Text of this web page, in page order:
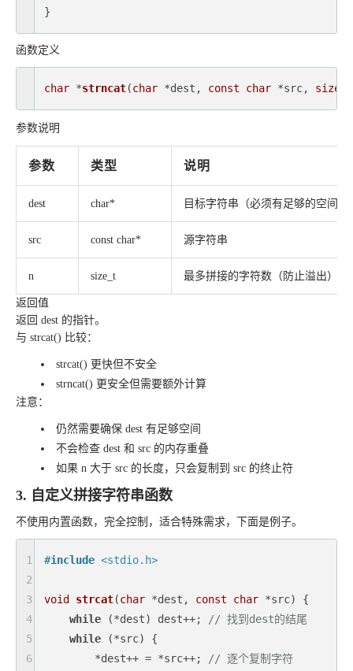
}
函数定义
char *strncat(char *dest, const char *src, size_t
参数说明
参数 类型 说明
dest char* 目标字符串（必须有足够的空间）
src const char* 源字符串
n size_t 最多拼接的字符数（防止溢出）
返回值
返回 dest 的指针。
与 strcat() 比较：
strcat() 更快但不安全
strncat() 更安全但需要额外计算
注意：
仍然需要确保 dest 有足够空间
不会检查 dest 和 src 的内存重叠
如果 n 大于 src 的长度，只会复制到 src 的终止符
3. 自定义拼接字符串函数
不使用内置函数，完全控制，适合特殊需求，下面是例子。
#include <stdio.h>
void strcat(char *dest, const char *src)
{
while (*dest) dest++;
// 找到dest的结尾
while (*src) {
        *dest++ = *src++;
// 逐个复制字符
1
2
3
4
5
6